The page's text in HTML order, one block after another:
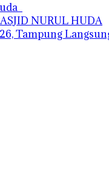
NURUL HUDA
Tampung